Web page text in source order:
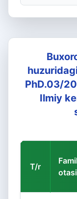
PhD.03/
Ilmiy
T/r